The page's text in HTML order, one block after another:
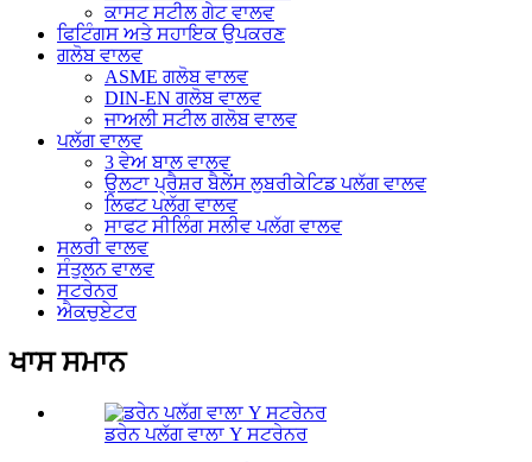
ਕਾਸਟ ਸਟੀਲ ਗੇਟ ਵਾਲਵ
ਫਿਟਿੰਗਸ ਅਤੇ ਸਹਾਇਕ ਉਪਕਰਣ
ਗਲੋਬ ਵਾਲਵ
ASME ਗਲੋਬ ਵਾਲਵ
DIN-EN ਗਲੋਬ ਵਾਲਵ
ਜਾਅਲੀ ਸਟੀਲ ਗਲੋਬ ਵਾਲਵ
ਪਲੱਗ ਵਾਲਵ
3 ਵੇਅ ਬਾਲ ਵਾਲਵ
ਉਲਟਾ ਪ੍ਰੈਸ਼ਰ ਬੈਲੇਂਸ ਲੁਬਰੀਕੇਟਿਡ ਪਲੱਗ ਵਾਲਵ
ਲਿਫਟ ਪਲੱਗ ਵਾਲਵ
ਸਾਫਟ ਸੀਲਿੰਗ ਸਲੀਵ ਪਲੱਗ ਵਾਲਵ
ਸਲਰੀ ਵਾਲਵ
ਸੰਤੁਲਨ ਵਾਲਵ
ਸਟਰੇਨਰ
ਐਕਚੁਏਟਰ
ਖਾਸ ਸਮਾਨ
ਡਰੇਨ ਪਲੱਗ ਵਾਲਾ Y ਸਟਰੇਨਰ